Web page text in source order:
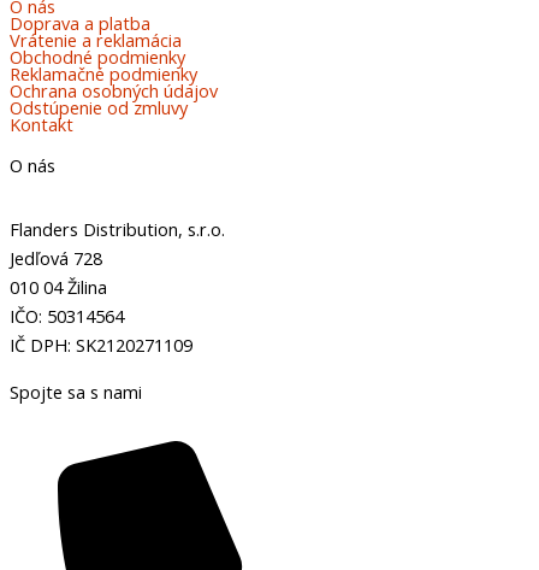
O nás
Doprava a platba
Vrátenie a reklamácia
Obchodné podmienky
Reklamačné podmienky
Ochrana osobných údajov
Odstúpenie od zmluvy
Kontakt
O nás
Flanders Distribution, s.r.o.
Jedľová 728
010 04 Žilina
IČO: 50314564
IČ DPH: SK2120271109
Spojte sa s nami